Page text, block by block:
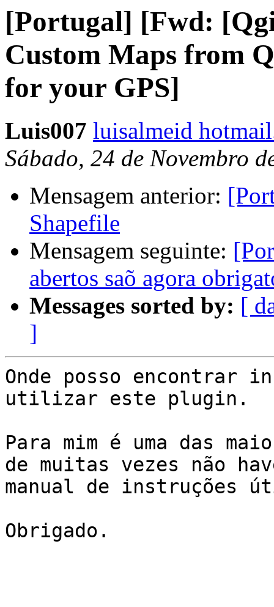
[Portugal] [Fwd:
Custom Maps from
for your GPS]
Luis007 luisalmeid
Sábado, 24 de Novembro
Mensagem anterior:
Shapefile
Mensagem seguinte:
abertos saõ agora
Messages sorted by: [
]
Onde posso encontrar
utilizar este plugin.
Para mim é uma das
de muitas vezes não
manual de instruções
Obrigado.